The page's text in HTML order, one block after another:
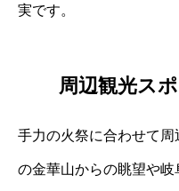
実です。
周辺観光ス
手力の火祭に合わせて
の金華山からの眺望や